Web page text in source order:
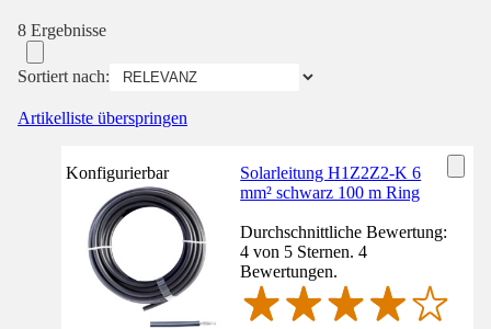
8 Ergebnisse
Sortiert nach:
Artikelliste überspringen
Konfigurierbar
Solarleitung H1Z2Z2-K 6
mm² schwarz 100 m Ring
Durchschnittliche Bewertung:
4 von 5 Sternen. 4
Bewertungen.